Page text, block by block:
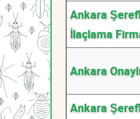
Ankara
İlaçlama
Ankara
Ankara